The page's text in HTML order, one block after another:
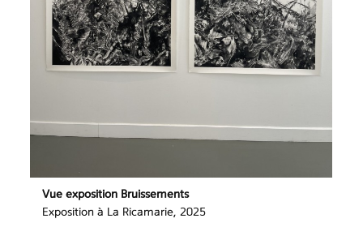
Vue exposition Bruissements
Exposition à La Ricamarie, 2025